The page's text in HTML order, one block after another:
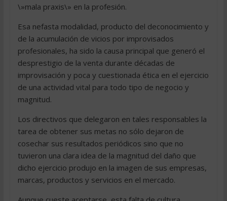
\»mala praxis\» en la profesión.
Esa nefasta modalidad, producto del deconocimiento y
de la acumulación de vicios por improvisados
profesionales, ha sido la causa principal que generó el
desprestigio de la venta durante décadas de
improvisación y poca y cuestionada ética en el ejercicio
de una actividad vital para todo tipo de negocio y
magnitud.
Los directivos que delegaron en tales responsables la
tarea de obtener sus metas no sólo dejaron de
cosechar sus resultados periódicos sino que no
tuvieron una clara idea de la magnitud del daño que
dicho ejercicio produjo en la imagen de sus empresas,
marcas, productos y servicios en el mercado.